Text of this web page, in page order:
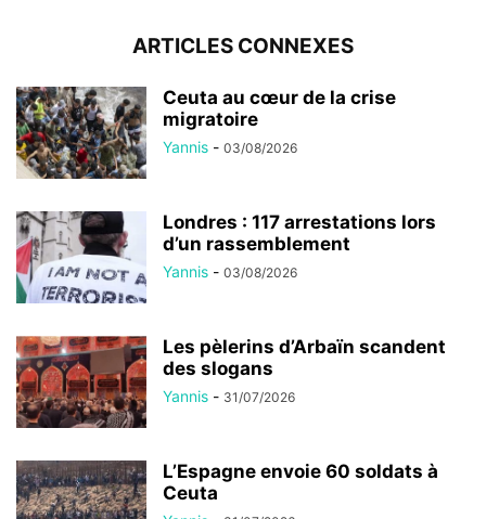
ARTICLES CONNEXES
Ceuta au cœur de la crise
migratoire
Yannis - 03/08/2026
Londres : 117 arrestations lors
d’un rassemblement
Yannis - 03/08/2026
Les pèlerins d’Arbaïn scandent
des slogans
Yannis - 31/07/2026
L’Espagne envoie 60 soldats à
Ceuta